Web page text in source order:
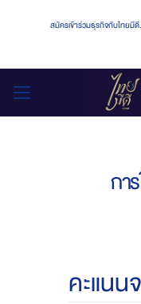
สมัครเข้าร่วมธุรกิจกับไทยมี
กา
คะแนน